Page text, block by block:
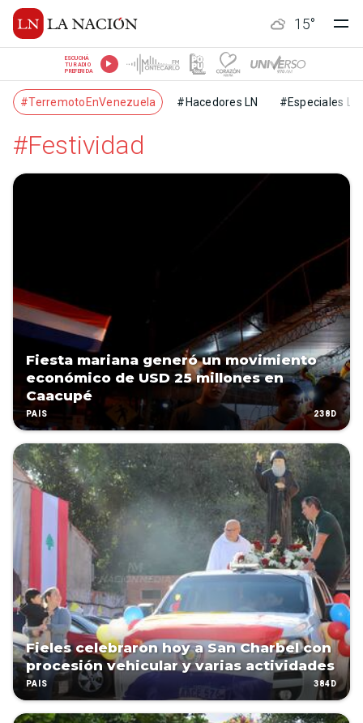
15°
ESCUCHÁ
TU RADIO
PREFERIDA
#TerremotoEnVenezuela #Hacedores LN #Especiales LN
#Festividad
Fiesta mariana generó un movimiento
económico de USD 25 millones en
Caacupé
PAÍS 238D
Fieles celebraron hoy a San Charbel con
procesión vehicular y varias actividades
PAÍS 384D